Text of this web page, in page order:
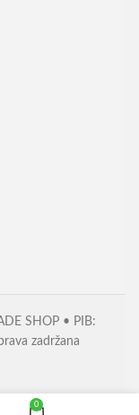
SHOP • PIB:
zadržana
0